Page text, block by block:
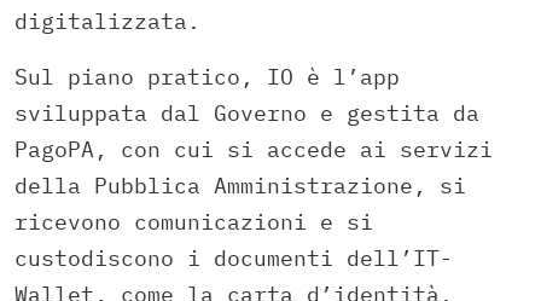
digitalizzata.
Sul piano pratico, IO è l’app
sviluppata dal Governo e gestita da
PagoPA, con cui si accede ai servizi
della Pubblica Amministrazione, si
ricevono comunicazioni e si
custodiscono i documenti dell’IT-
Wallet, come la carta d’identità.